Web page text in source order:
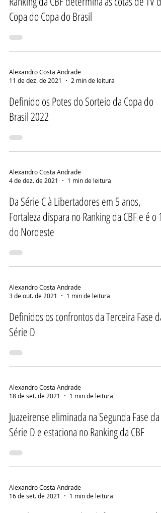
Copa do Copa do Brasil
Alexandro Costa Andrade
11 de dez. de 2021
2 min de leitura
Definido os Potes do Sorteio da Copa do
Brasil 2022
Alexandro Costa Andrade
4 de dez. de 2021
1 min de leitura
Da Série C à Libertadores em 5 anos,
Fortaleza dispara no Ranking da CBF e é o 1º
do Nordeste
Alexandro Costa Andrade
3 de out. de 2021
1 min de leitura
Definidos os confrontos da Terceira Fase da
Série D
Alexandro Costa Andrade
18 de set. de 2021
1 min de leitura
Juazeirense eliminada na Segunda Fase da
Série D e estaciona no Ranking da CBF
Alexandro Costa Andrade
16 de set. de 2021
1 min de leitura